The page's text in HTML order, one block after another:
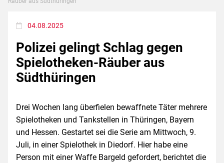
04.08.2025
Polizei gelingt Schlag gegen
Spielotheken-Räuber aus
Südthüringen
Drei Wochen lang überfielen bewaffnete Täter mehrere
Spielotheken und Tankstellen in Thüringen, Bayern
und Hessen. Gestartet sei die Serie am Mittwoch, 9.
Juli, in einer Spielothek in Diedorf. Hier habe eine
Person mit einer Waffe Bargeld gefordert, berichtet die